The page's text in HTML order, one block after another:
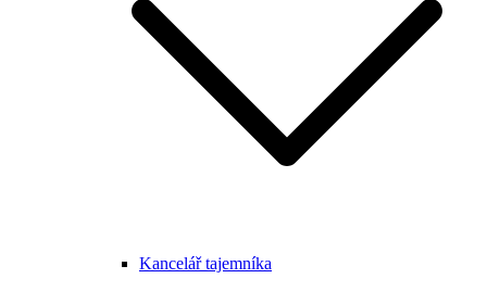
Kancelář tajemníka